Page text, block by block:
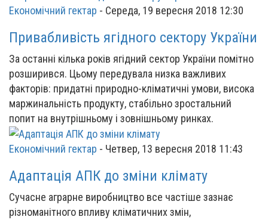
Економічний гектар - Середа, 19 вересня 2018 12:30
Привабливість ягідного сектору України
За останні кілька років ягідний сектор України помітно
розширився. Цьому передувала низка важливих
факторів: придатні природно-кліматичні умови, висока
маржинальність продукту, стабільно зростальний
попит на внутрішньому і зовнішньому ринках.
Економічний гектар - Четвер, 13 вересня 2018 11:43
Адаптація АПК до зміни клімату
Сучасне аграрне виробництво все частіше зазнає
різноманітного впливу кліматичних змін,